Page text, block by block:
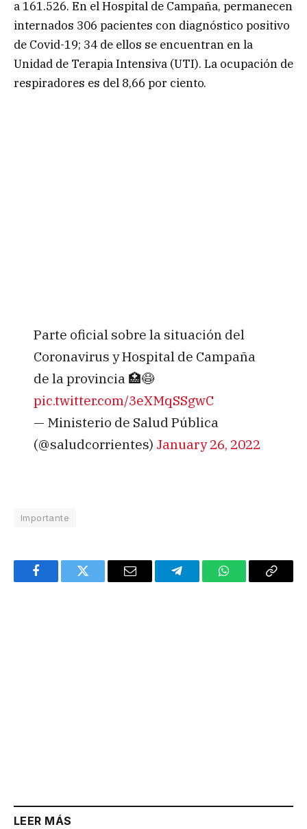
a 161.526. En el Hospital de Campaña, permanecen
internados 306 pacientes con diagnóstico positivo
de Covid-19; 34 de ellos se encuentran en la
Unidad de Terapia Intensiva (UTI). La ocupación de
respiradores es del 8,66 por ciento.
Parte oficial sobre la situación del
Coronavirus y Hospital de Campaña
de la provincia 🏥😷
pic.twitter.com/3eXMqSSgwC
— Ministerio de Salud Pública
(@saludcorrientes) January 26, 2022
Importante
FacebookTwitter Email TelegramWhatsAppCopy
LEER MÁS